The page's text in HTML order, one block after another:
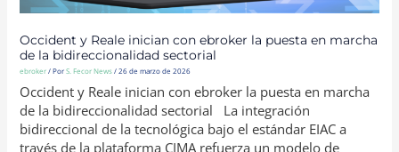
Occident y Reale inician con ebroker la puesta en marcha
de la bidireccionalidad sectorial
ebroker/ PorS. Fecor News/26 de marzo de 2026
Occident y Reale inician con ebroker la puesta en marcha
de la bidireccionalidad sectorial La integración
bidireccional de la tecnológica bajo el estándar EIAC a
través de la plataforma CIMA refuerza un modelo de